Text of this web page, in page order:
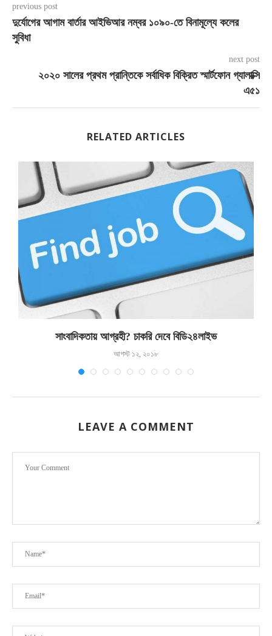
previous post
দুর্যোগের আগাম বার্তার আইভিআর নম্বর ১০৯০-তে বিনামূল্যে কলের
সুবিধা
next post
২০২০ সালের প্রথম প্রান্তিকে সর্বাধিক বিক্রিত স্মার্টফোন গ্যালাক্সি
এ৫১
RELATED ARTICLES
সাংবাদিকতায় আগ্রহী? চাকরি দেবে বিডি২৪লাইভ
আগস্ট ১২, ২০১৮
LEAVE A COMMENT